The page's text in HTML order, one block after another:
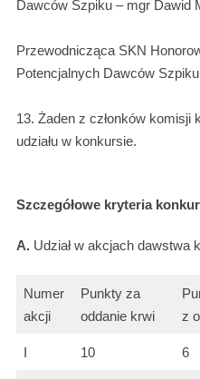
Dawców Szpiku – mgr Dawid
Przewodnicząca SKN
Potencjalnych Dawców
13. Żaden z członków komisji
udziału w konkursie.
Szczegółowe kryteria
A.Udział w akcjach dawstwa
Numer
akcji
Punkty za
oddanie krwi
z
I 10 6